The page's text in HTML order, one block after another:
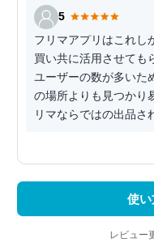
5
フリマアプリはこれし
買い共に活用させても
ユーザーの数が多いた
の場所よりも見つかり
リマならではの出品さ
使い
レビュー